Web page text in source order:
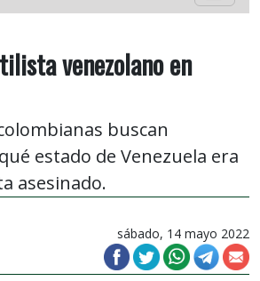
venezolano en
buscan
estado de Venezuela era
asesinado.
sábado, 14 mayo 2022